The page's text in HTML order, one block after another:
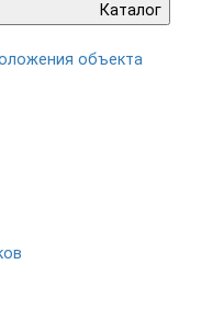
Каталог
объекта